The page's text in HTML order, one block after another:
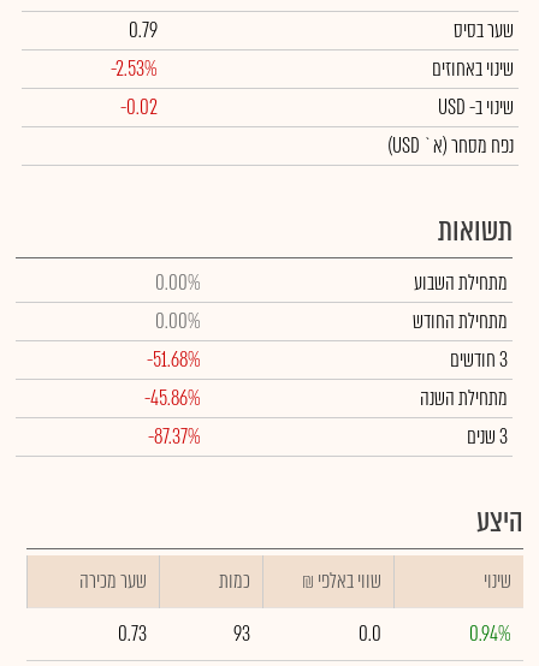
שער בסיס
0.79
שינוי באחוזים
-2.53%
שינויב- USD
-0.02
נפח מסחר(א` USD)
תשואות
מתחילת השבוע
0.00%
מתחילת החודש
0.00%
3 חודשים
-51.68%
מתחילת השנה
-45.86%
3 שנים
-87.37%
היצע
שינוי ₪ שווי באלפי כמות
שער מכירה
0.94%
0.0
93
0.73